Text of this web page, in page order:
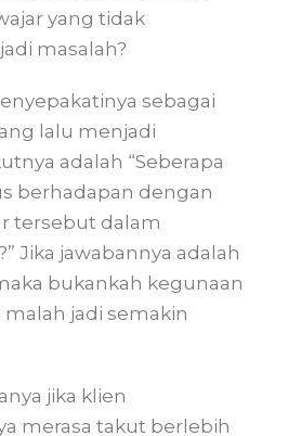
yang tidak
masalah?
sebagai
lalu menjadi
adalah “Seberapa
berhadapan dengan
tersebut dalam
Jika jawabannya adalah
bukankah kegunaan
jadi semakin
jika klien
merasa takut berlebih